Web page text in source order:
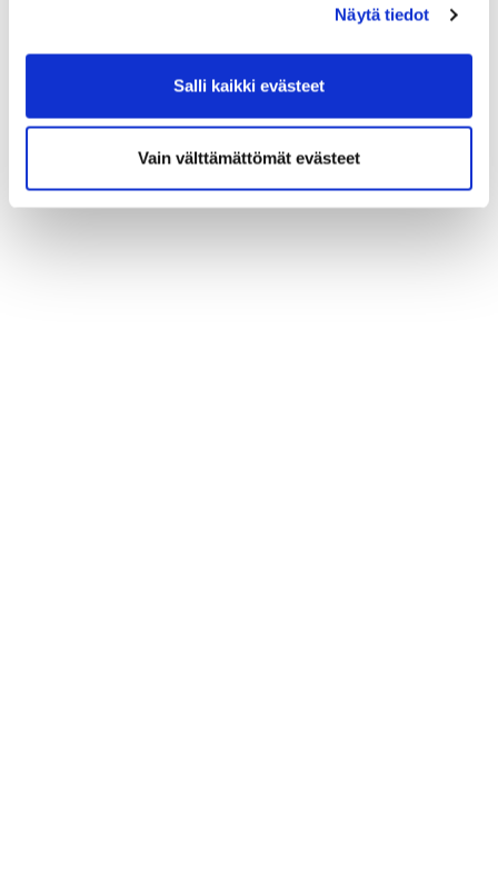
Näytä tiedot
Salli kaikki evästeet
Vain välttämättömät evästeet